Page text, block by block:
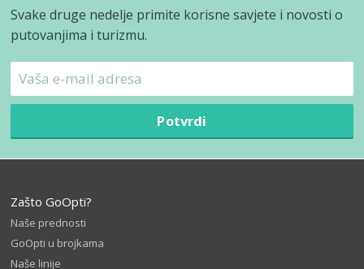
Svake druge nedelje primite korisne savjete i novosti o
putovanjima i turizmu.
Potvrdi
Zašto GoOpti?
Naše prednosti
GoOpti u brojkama
Naše linije